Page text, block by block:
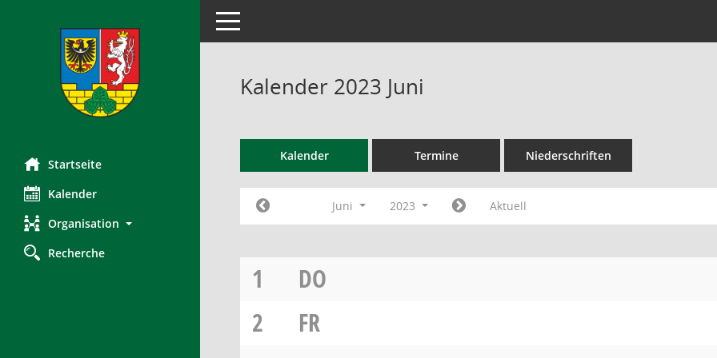
Startseite
Kalender
Organisation
Recherche
Toggle navigation
Kalender 2023 Juni
Kalender Termine Niederschriften
Juni 2023 Aktuell
1
DO
2
FR